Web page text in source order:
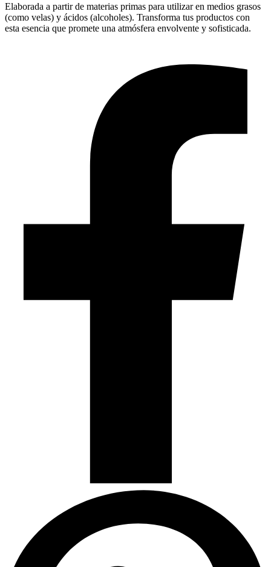
Elaborada a partir de materias primas para utilizar en medios grasos
(como velas) y ácidos (alcoholes). Transforma tus productos con
esta esencia que promete una atmósfera envolvente y sofisticada.